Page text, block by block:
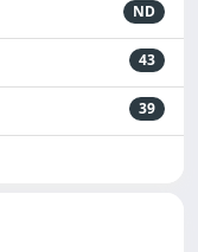
ND
43
39